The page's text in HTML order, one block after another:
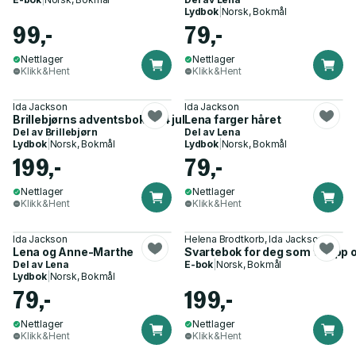
99,-
Nettlager
Klikk&Hent
Lydbok| Norsk, Bokmål
79,-
Nettlager
Klikk&Hent
Ida Jackson
Brillebjørns adventsbok - 24 julefortellinger til ventetiden
Del av Brillebjørn
Lydbok| Norsk, Bokmål
199,-
Nettlager
Klikk&Hent
Ida Jackson
Lena farger håret
Del av Lena
Lydbok| Norsk, Bokmål
79,-
Nettlager
Klikk&Hent
Ida Jackson
Lena og Anne-Marthe
Del av Lena
Lydbok| Norsk, Bokmål
79,-
Nettlager
Klikk&Hent
Helena Brodtkorb, Ida Jackson
Svartebok for deg som vil opp
E-bok Norsk, Bokmål
199,-
Nettlager
Klikk&Hent